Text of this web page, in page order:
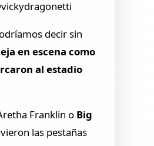
decir sin
en escena como
al estadio
Franklin o Big
las pestañas